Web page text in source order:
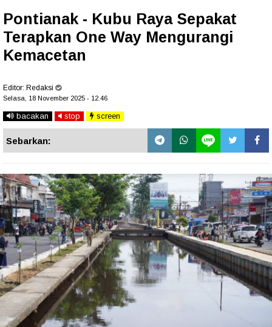
Pontianak - Kubu Raya Sepakat
Terapkan One Way Mengurangi
Kemacetan
Editor: Redaksi
Selasa, 18 November 2025 - 12.46
bacakan stop screen
Sebarkan: